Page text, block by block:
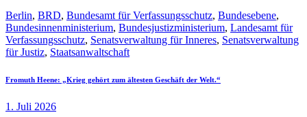
Berlin, BRD, Bundesamt für Verfassungsschutz, Bundesebene,
Bundesinnenministerium, Bundesjustizministerium, Landesamt für
Verfassungsschutz, Senatsverwaltung für Inneres, Senatsverwaltung
für Justiz, Staatsanwaltschaft
Fromuth Heene: „Krieg gehört zum ältesten Geschäft der Welt.“
1. Juli 2026